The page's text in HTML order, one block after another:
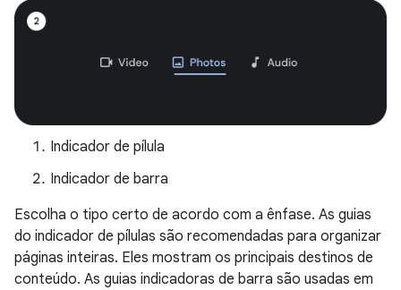
Indicador de pílula
Indicador de barra
Escolha o tipo certo de acordo com a ênfase. As guias
do indicador de pílulas são recomendadas para organizar
páginas inteiras. Eles mostram os principais destinos de
conteúdo. As guias indicadoras de barra são usadas em